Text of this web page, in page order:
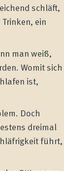
schläft,
ein
man weiß,
Womit sich
ist,
Doch
dreimal
führt,